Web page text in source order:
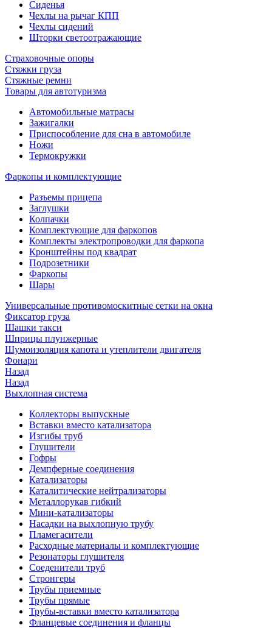
Сиденья
Чехлы на рычаг КПП
Чехлы сидений
Шторки светоотражающие
Страховочные опоры
Стяжки груза
Стяжные ремни
Товары для автотуризма
Автомобильные матрасы
Зажигалки
Приспособление для сна в автомобиле
Ножи
Термокружки
Фаркопы и комплектующие
Разъемы прицепа
Заглушки
Колпачки
Комплектующие для фаркопов
Комплекты электропроводки для фаркопа
Кронштейны под квадрат
Подрозетники
Фаркопы
Шары
Универсальные противомоскитные сетки на окна
Фиксатор груза
Шашки такси
Шприцы плунжерные
Шумоизоляция капота и утеплители двигателя
Фонари
Назад
Назад
Выхлопная система
Коллекторы выпускные
Вставки вместо катализатора
Изгибы труб
Глушители
Гофры
Демпферные соединения
Катализаторы
Каталитические нейтрализаторы
Металлорукав гибкий
Мини-катализаторы
Насадки на выхлопную трубу
Пламегасители
Расходные материалы и комплектующие
Резонаторы глушителя
Соеденители труб
Стронгеры
Трубы приемные
Трубы прямые
Трубы-вставки вместо катализатора
Фланцевые соединения и фланцы